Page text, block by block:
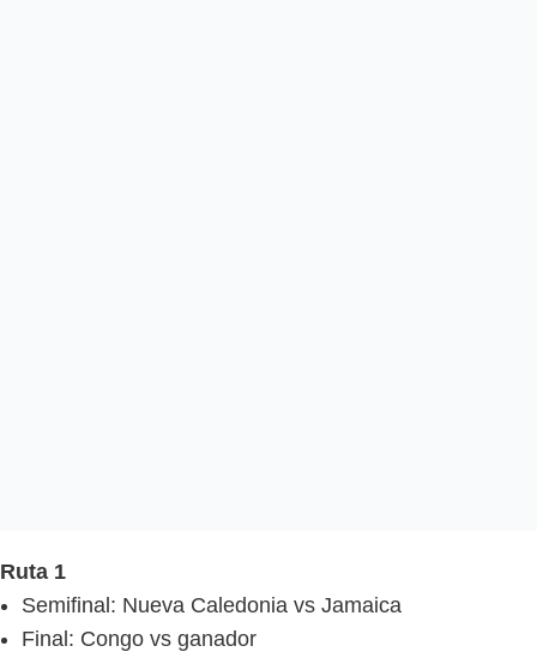
Ruta 1
Semifinal: Nueva Caledonia vs Jamaica
Final: Congo vs ganador